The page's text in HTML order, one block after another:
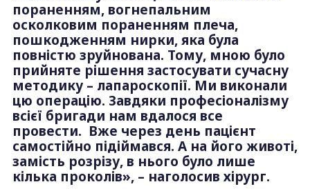
пораненням, вогнепальним
осколковим пораненням плеча,
пошкодженням нирки, яка була
повністю зруйнована. Тому, мною було
прийняте рішення застосувати сучасну
методику – лапароскопії. Ми виконали
цю операцію. Завдяки професіоналізму
всієї бригади нам вдалося все
провести. Вже через день пацієнт
самостійно підіймався. А на його животі,
замість розрізу, в нього було лише
кілька проколів», – наголосив хірург.